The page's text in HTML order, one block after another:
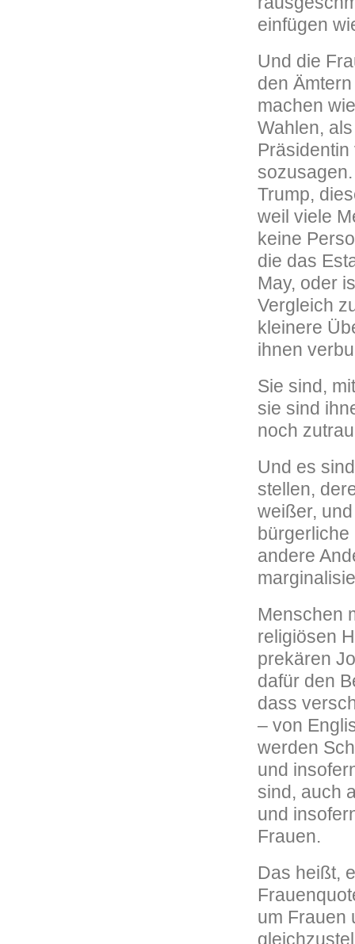
einfügen
Und die
den
machen
Wahlen,
Trump,
weil viele
keine
die das
May, oder
Vergleich
kleinere
ihnen
Sie sind,
sie sind
noch
Und es
stellen,
weißer,
bürgerliche
andere
Menschen
religiösen
prekären
dafür den
dass
– von
werden
und
sind, auch
und
Frauen.
Das heißt,
um Frauen